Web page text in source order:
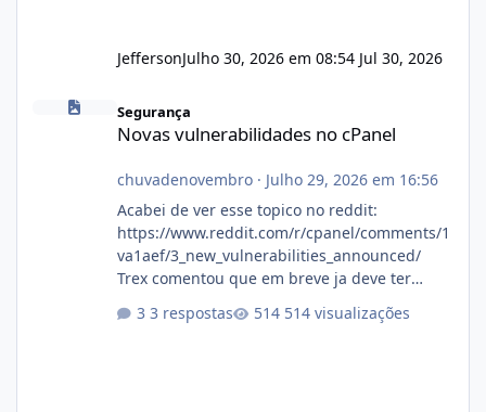
JeffersonJulho 30, 2026 em 08:54 Jul 30, 2026
Novas vulnerabilidades no cPanel
Segurança
Novas vulnerabilidades no cPanel
chuvadenovembro· Julho 29, 2026 em 16:56
Acabei de ver esse topico no reddit:
https://www.reddit.com/r/cpanel/comments/1
va1aef/3_new_vulnerabilities_announced/
Trex comentou que em breve ja deve ter
3 respostas 514 visualizações